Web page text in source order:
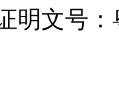
明文号